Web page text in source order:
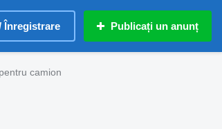
Înregistrare Publicați un anunț
camion